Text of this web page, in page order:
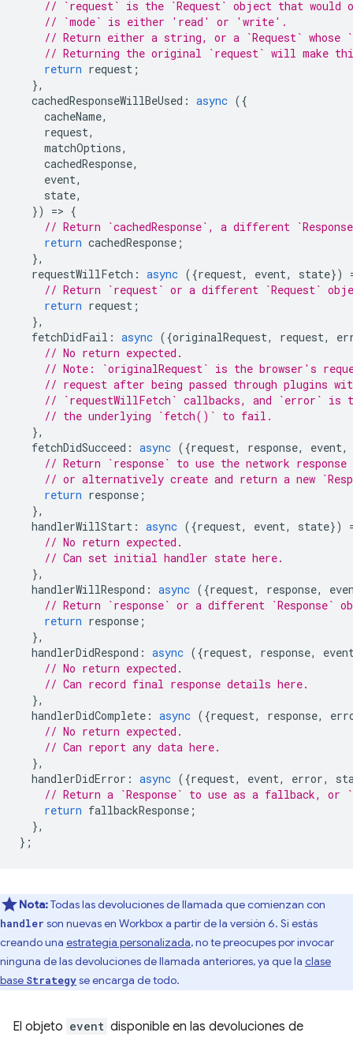
// `request` is the `Request` object that would
// `mode` is either 'read' or 'write'.
// Return either a string, or a `Request` whose
// Returning the original `request` will make
return request ;
},
cachedResponseWillBeUsed : async ({
cacheName,
request,
matchOptions,
cachedResponse,
event,
state,
})
=> {
// Return `cachedResponse`, a different
return cachedResponse ;
},
requestWillFetch : async ({request, event, state})
// Return `request` or a different `Request`
return request ;
},
fetchDidFail : async ({originalRequest, request,
// No return expected.
// Note: `originalRequest` is the browser's
// request after being passed through plugins
// `requestWillFetch` callbacks, and `error` is
// the underlying `fetch()` to fail.
},
fetchDidSucceed : async ({request, response, event,
// Return `response` to use the network
// or alternatively create and return a new
return response ;
},
handlerWillStart : async ({request, event, state})
// No return expected.
// Can set initial handler state here.
},
handlerWillRespond : async ({request, response,
// Return `response` or a different `Response`
return response ;
},
handlerDidRespond : async ({request, response,
// No return expected.
// Can record final response details here.
},
handlerDidComplete : async ({request, response,
// No return expected.
// Can report any data here.
},
handlerDidError : async ({request, event, error,
// Return a `Response` to use as a fallback, or
return fallbackResponse ;
},
};
Nota:Todas las devoluciones de llamada que comienzan con
handler son nuevas en Workbox a partir de la versión 6. Si estás
creando una estrategia personalizada, no te preocupes por invocar
ninguna de las devoluciones de llamada anteriores, ya que la clase
base Strategyse encarga de todo.
El objeto event disponible en las devoluciones de